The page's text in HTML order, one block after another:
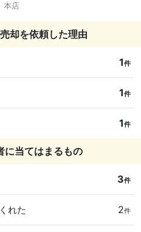
本店
却を依頼した理由
1件
1件
1件
に当てはまるもの
3件
れた 2件